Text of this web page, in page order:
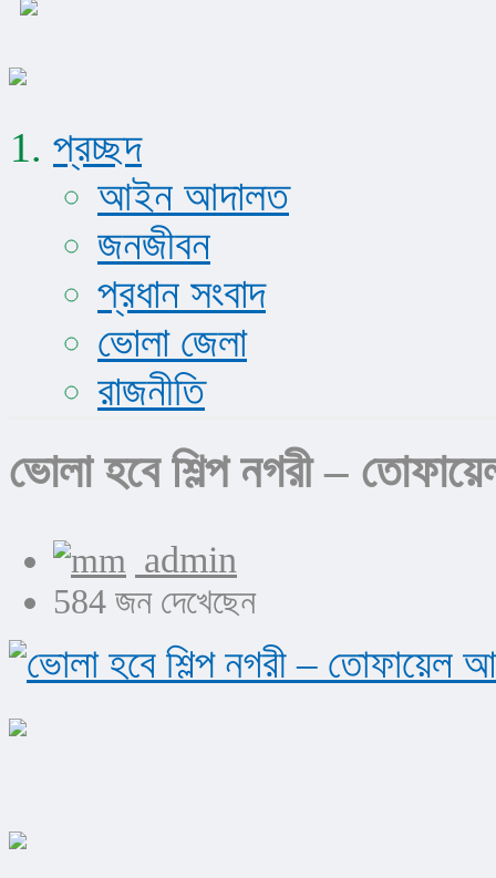
প্রচ্ছদ
আইন আদালত
জনজীবন
প্রধান সংবাদ
ভোলা জেলা
রাজনীতি
ভোলা হবে শিল্প নগরী –
admin
584 জন দেখেছেন